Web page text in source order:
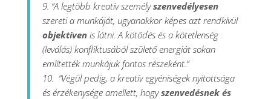
9. “A legtöbb kreatív személyszenvedélyesen
szereti a munkáját, ugyanakkor képes azt rendkívül
objektívenis látni. A kötődés és a kötetlenség
(leválás) konfliktusából születő energiát sokan
említették munkájuk fontos részeként.”
10. “Végül pedig, a kreatív egyéniségek nyitottsága
és érzékenysége amellett, hogyszenvedésnek és